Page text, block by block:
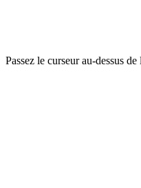
Passez le curseur au-dessus